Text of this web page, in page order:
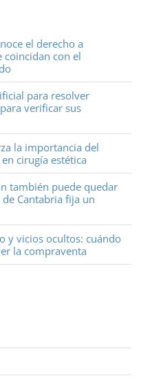
el derecho a
coincidan con el
para resolver
verificar sus
la importancia del
cirugía estética
también puede quedar
Cantabria fija un
y vicios ocultos: cuándo
la compraventa